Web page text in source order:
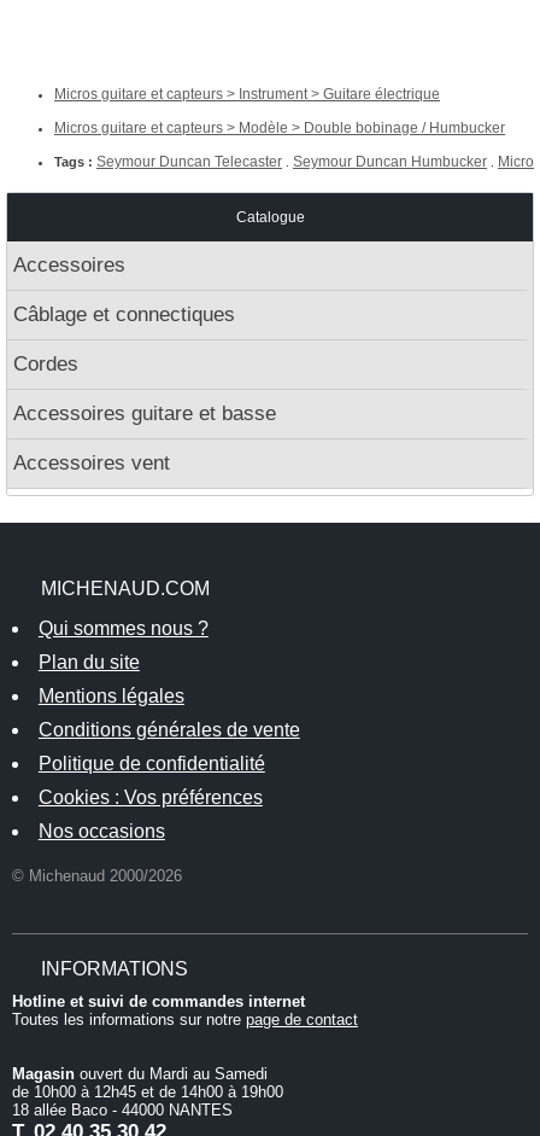
Micros guitare et capteurs > Instrument > Guitare électrique
Micros guitare et capteurs > Modèle > Double bobinage / Humbucker
Tags : Seymour Duncan Telecaster Seymour Duncan Humbucker Micro
Catalogue
Accessoires
Câblage et connectiques
Cordes
Accessoires guitare et basse
Accessoires vent
MICHENAUD.COM
Qui sommes nous ?
Plan du site
Mentions légales
Conditions générales de vente
Politique de confidentialité
Cookies : Vos préférences
Nos occasions
© Michenaud 2000/2026
INFORMATIONS
Hotline et suivi de commandes internet
Toutes les informations sur notre page de contact
Magasin ouvert du Mardi au Samedi
de 10h00 à 12h45 et de 14h00 à 19h00
18 allée Baco - 44000 NANTES